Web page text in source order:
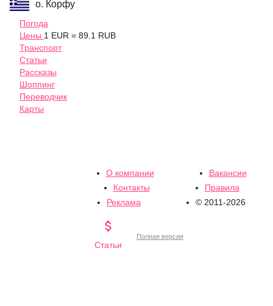
о. Корфу
Погода
Цены 1 EUR = 89.1 RUB
Транспорт
Статьи
Рассказы
Шоппинг
Переводчик
Карты
О компании
Вакансии
Контакты
Правила
Реклама
© 2011-2026

Статьи
Полная версия